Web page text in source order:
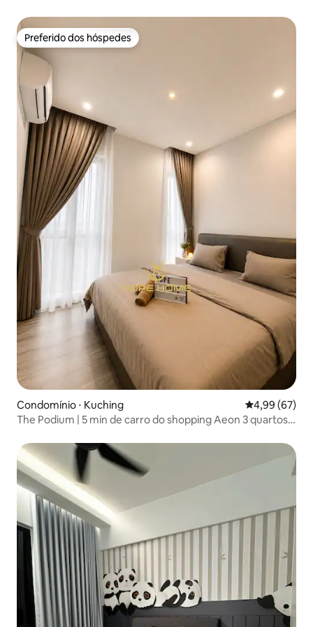
Preferido dos hóspedes
Preferido dos hóspedes
Condomínio ⋅ Kuching 4,99 de uma
4,99 (67)
The Podium | 5 min de carro do shopping Aeon 3 quartos